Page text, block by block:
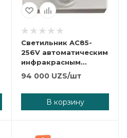
Светильник AC85-
256V автоматическим
инфракрасным
датчиком движения.
94 000 UZS/шт
В корзину